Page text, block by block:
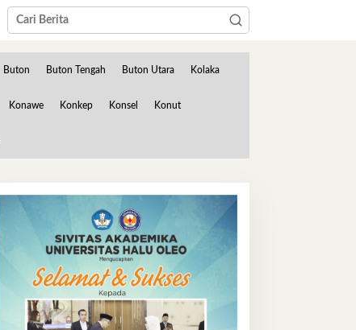
Buton Buton Tengah Buton Utara Kolaka
Konawe Konkep Konsel Konut